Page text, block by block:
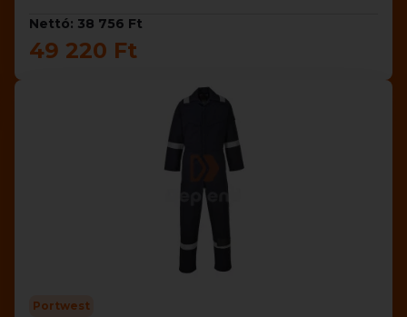
Nettó: 38 756 Ft
49 220 Ft
Portwest